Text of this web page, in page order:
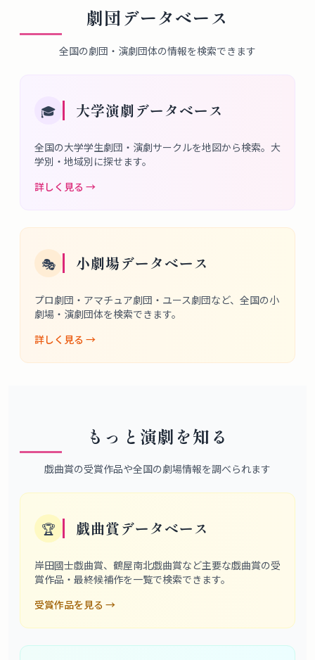
劇団データベース
全国の劇団・演劇団体の情報を検索できます
🎓 大学演劇データベース
全国の大学学生劇団・演劇サークルを地図から検索。大
学別・地域別に探せます。
詳しく見る →
🎭 小劇場データベース
プロ劇団・アマチュア劇団・ユース劇団など、全国の小
劇場・演劇団体を検索できます。
詳しく見る →
もっと演劇を知る
戯曲賞の受賞作品や全国の劇場情報を調べられます
🏆 戯曲賞データベース
岸田國士戯曲賞、鶴屋南北戯曲賞など主要な戯曲賞の受
賞作品・最終候補作を一覧で検索できます。
受賞作品を見る →